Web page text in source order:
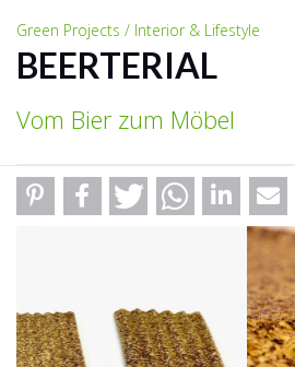
Green Projects / Interior & Lifestyle
BEERTERIAL
Vom Bier zum Möbel